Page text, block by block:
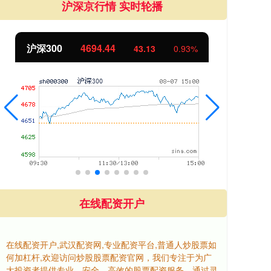
沪深京行情 实时轮播
沪深300 4694.44 43.13 0.93%
在线配资开户
在线配资开户,武汉配资网,专业配资平台,普通人炒股票如
何加杠杆,欢迎访问炒股股票配资官网，我们专注于为广